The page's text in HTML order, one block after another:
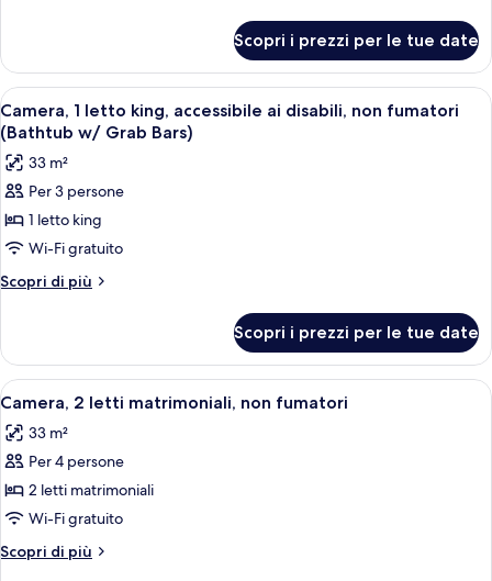
ai
disabili,
non
fumatori
(Bathtub
w/
Grab
Bars)
2
letti
matrimoniali,
accessibile
ai
disabili,
non
(Bathtub
w/
Bars)
Scopri i prezzi per le tue date
Apri
tutte
le
foto
per
Camera,
1
letto
ai
disabili,
non
fumatori
(Bathtub
w/
Grab
Bars)
Biancheria da letto di alta qualità,
25
Camera, 1 letto king, accessibile ai disabili, non fumatori
(Bathtub w/ Grab Bars)
33 m²
Per 3 persone
1 letto king
Wi-Fi gratuito
Scopri di più
Altri
1
letto
king,
ai
disabili,
fumatori
(Bathtub
Grab
Scopri i prezzi per le tue date
Apri
tutte
le
foto
per
Camera,
2
letti
Biancheria da letto di alta qualità,
22
Camera, 2 letti matrimoniali, non fumatori
33 m²
Per 4 persone
2 letti matrimoniali
Wi-Fi gratuito
Scopri di più
Altri